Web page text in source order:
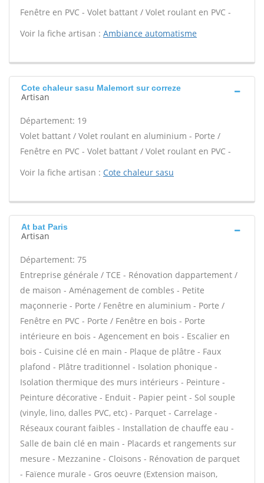
Fenêtre en PVC - Volet battant / Volet roulant en PVC -
Voir la fiche artisan : Ambiance automatisme
Cote chaleur sasu Malemort sur correze
Artisan
Département: 19
Volet battant / Volet roulant en aluminium - Porte /
Fenêtre en PVC - Volet battant / Volet roulant en PVC -
Voir la fiche artisan : Cote chaleur sasu
At bat Paris
Artisan
Département: 75
Entreprise générale / TCE - Rénovation dappartement /
de maison - Aménagement de combles - Petite
maçonnerie - Porte / Fenêtre en aluminium - Porte /
Fenêtre en PVC - Porte / Fenêtre en bois - Porte
intérieure en bois - Agencement en bois - Escalier en
bois - Cuisine clé en main - Plaque de plâtre - Faux
plafond - Plâtre traditionnel - Isolation phonique -
Isolation thermique des murs intérieurs - Peinture -
Peinture décorative - Enduit - Papier peint - Sol souple
(vinyle, lino, dalles PVC, etc) - Parquet - Carrelage -
Réseaux courant faibles - Installation de chauffe eau -
Salle de bain clé en main - Placards et rangements sur
mesure - Mezzanine - Cloisons - Rénovation de parquet
- Faïence murale - Gros oeuvre (Extension maison,